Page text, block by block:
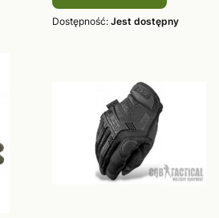
Dostępność: Jest dostępny